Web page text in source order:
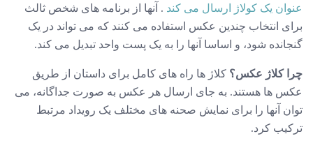
عنوان یک کولاژ ارسال می کند . آنها از برنامه های شخص ثالث
برای انتخاب چندین عکس استفاده می کنند که می تواند در یک
گنجانده شود، و اساسا آنها را به یک پست واحد تبدیل می کند.
چرا کلاژ عکس؟ کلاژ ها راه های کامل برای داستان از طریق
عکس ها هستند. به جای ارسال هر عکس به صورت جداگانه، می
توان آنها را برای نمایش صحنه های مختلف یک رویداد مرتبط
ترکیب کرد.